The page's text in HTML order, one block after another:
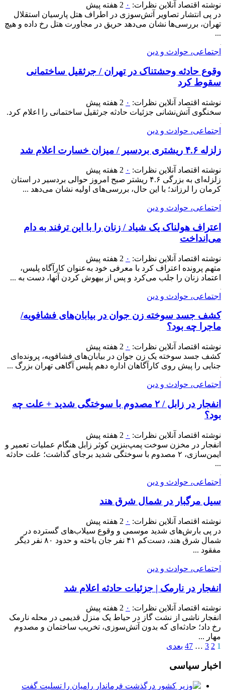
نوشته اقتصاد آنلاین نظرات: ۰ 2 هفته پیش
در پی انتشار تصاویر آتش‌سوزی در اطراف هتل پارسیان استقلال
تهران، بررسی‌ها نشان می‌دهد حریق در مجاورت هتل رخ داده و هیچ
...
اجتماعی، حوادث و دین
وقوع حادثه وحشتناک در تهران / جرثقیل ساختمانی
سقوط کرد
نوشته اقتصاد آنلاین نظرات: ۰ 2 هفته پیش
سخنگوی آتش‌نشانی جزئیات حادثه جرثقیل ساختمانی را اعلام کرد.
اجتماعی، حوادث و دین
زلزله ۴.۶ ریشتری بردسیر / میزان خسارت اعلام شد
نوشته اقتصاد آنلاین نظرات: ۰ 2 هفته پیش
زلزله‌ای به بزرگی ۴.۶ ریشتر صبح امروز حوالی بردسیر در استان
کرمان را لرزاند؛ با این حال، بررسی‌های اولیه نشان می‌دهد ...
اجتماعی، حوادث و دین
اعتراف هولناک یک شیاد / زنان را با این ترفند به دام
می‌انداخت
نوشته اقتصاد آنلاین نظرات: ۰ 2 هفته پیش
متهم پرونده اعتراف کرد با معرفی خود به‌عنوان کارآگاه پلیس،
اعتماد زنان را جلب می‌کرد و پس از بیهوش کردن آنها، دست به ...
اجتماعی، حوادث و دین
کشف جسد سوخته زن جوان در بیابان‌های فشافویه/
ماجرا چه بود؟
نوشته اقتصاد آنلاین نظرات: ۰ 2 هفته پیش
کشف جسد سوخته یک زن جوان در بیابان‌های فشافویه، پرونده‌ای
جنایی را پیش روی کارآگاهان اداره دهم پلیس آگاهی تهران بزرگ ...
اجتماعی، حوادث و دین
انفجار در زابل / ۲ مصدوم با سوختگی شدید + علت چه
بود؟
نوشته اقتصاد آنلاین نظرات: ۰ 2 هفته پیش
انفجار در مخزن سوخت پمپ‌بنزین کوثر زابل هنگام عملیات تعمیر و
ایمن‌سازی، ۲ مصدوم با سوختگی شدید برجای گذاشت؛ علت حادثه
...
اجتماعی، حوادث و دین
سیل مرگبار در شمال شرق هند
نوشته اقتصاد آنلاین نظرات: ۰ 2 هفته پیش
در پی بارش‌های شدید موسمی و وقوع سیلاب‌های گسترده در
شمال شرق هند، دست‌کم ۴۱ نفر جان باخته و حدود ۸۰ نفر دیگر
مفقود ...
اجتماعی، حوادث و دین
انفجار در نارمک | جزئیات حادثه اعلام شد
نوشته اقتصاد آنلاین نظرات: ۰ 2 هفته پیش
انفجار ناشی از نشت گاز در حیاط یک منزل قدیمی در محله نارمک
رخ داد؛ حادثه‌ای که بدون آتش‌سوزی، تخریب ساختمان و مصدوم
مهار ...
1
2
3
…
47 بعدی
اخبار سیاسی